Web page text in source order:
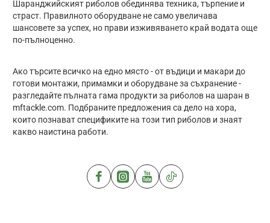
Шаранджийският риболов обединява техника, търпение и
страст. Правилното оборудване не само увеличава
шансовете за успех, но прави изживяването край водата още
по-пълноценно.
Ако търсите всичко на едно място - от въдици и макари до
готови монтажи, примамки и оборудване за съхранение -
разгледайте пълната гама продукти за риболов на шаран в
mftackle.com. Подбраните предложения са дело на хора,
които познават спецификите на този тип риболов и знаят
какво наистина работи.